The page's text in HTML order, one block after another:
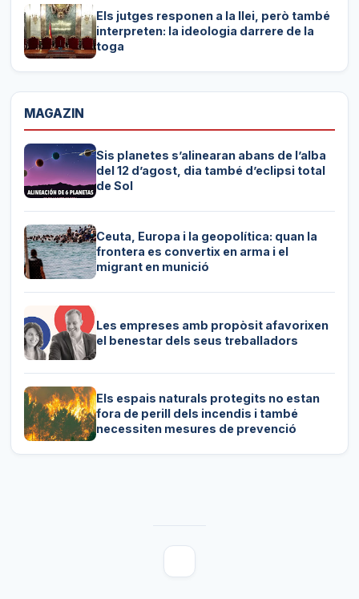
Els jutges responen a la llei, però també
interpreten: la ideologia darrere de la
toga
MAGAZIN
Sis planetes s’alinearan abans de l’alba
del 12 d’agost, dia també d’eclipsi total
de Sol
Ceuta, Europa i la geopolítica: quan la
frontera es convertix en arma i el
migrant en munició
Les empreses amb propòsit afavorixen
el benestar dels seus treballadors
Els espais naturals protegits no estan
fora de perill dels incendis i també
necessiten mesures de prevenció